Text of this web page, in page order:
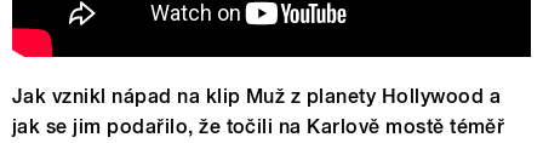
Jak vznikl nápad na klip Muž z planety Hollywood a
jak se jim podařilo, že točili na Karlově mostě téměř